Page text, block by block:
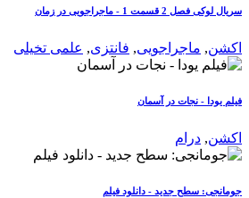
سریال لوکی فصل 2 قسمت 1 - ماجراجویی در زمان
اکشن, ماجراجویی, فانتزی, علمی تخیلی
فیلم یودا - نجات در آسمان
اکشن, درام
جومانجی: سطح جدید - دانلود فیلم